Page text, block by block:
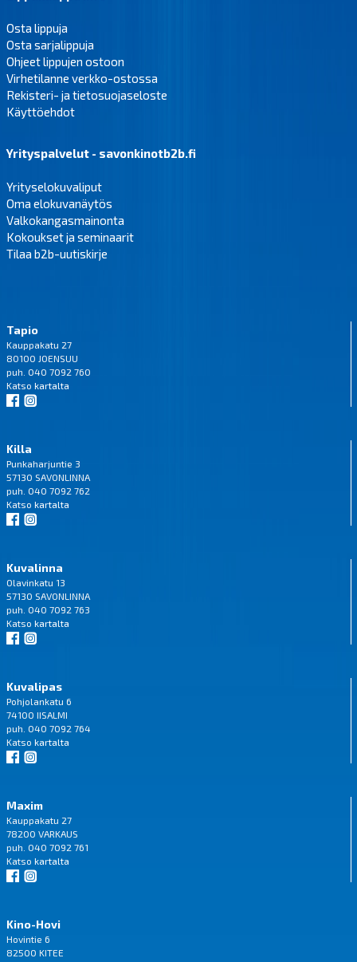
Osta lippuja
Osta sarjalippuja
Ohjeet lippujen ostoon
Virhetilanne verkko-ostossa
Rekisteri- ja tietosuojaseloste
Käyttöehdot
Yrityspalvelut - savonkinotb2b.fi
Yrityselokuvaliput
Oma elokuvanäytös
Valkokangasmainonta
Kokoukset ja seminaarit
Tilaa b2b-uutiskirje
Tapio
Kauppakatu 27
80100 JOENSUU
puh. 040 7092 760
Katso kartalta
Killa
Punkaharjuntie 3
57130 SAVONLINNA
puh. 040 7092 762
Katso kartalta
Kuvalinna
Olavinkatu 13
57130 SAVONLINNA
puh. 040 7092 763
Katso kartalta
Kuvalipas
Pohjolankatu 6
74100 IISALMI
puh. 040 7092 764
Katso kartalta
Maxim
Kauppakatu 27
78200 VARKAUS
puh. 040 7092 761
Katso kartalta
Kino-Hovi
Hovintie 6
82500 KITEE